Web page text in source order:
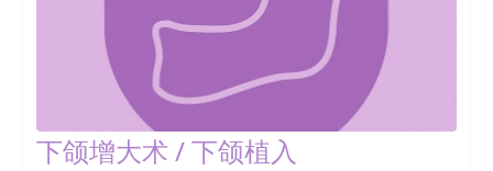
下颌增大术 / 下颌植入